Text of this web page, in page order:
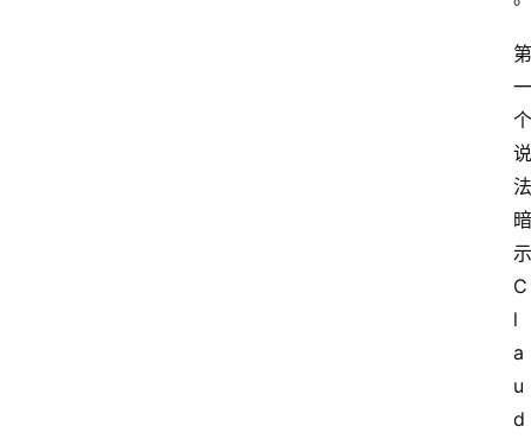
第
一
个
说
法
暗
示
C
l
a
u
d